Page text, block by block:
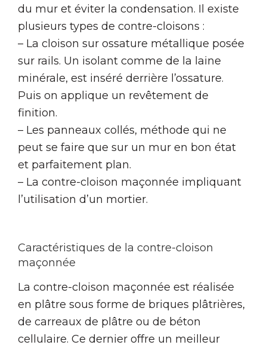
du mur et éviter la condensation. Il existe
plusieurs types de contre-cloisons :
– La cloison sur ossature métallique posée
sur rails. Un isolant comme de la laine
minérale, est inséré derrière l’ossature.
Puis on applique un revêtement de
finition.
– Les panneaux collés, méthode qui ne
peut se faire que sur un mur en bon état
et parfaitement plan.
– La contre-cloison maçonnée impliquant
l’utilisation d’un mortier.
Caractéristiques de la contre-cloison
maçonnée
La contre-cloison maçonnée est réalisée
en plâtre sous forme de briques plâtrières,
de carreaux de plâtre ou de béton
cellulaire. Ce dernier offre un meilleur